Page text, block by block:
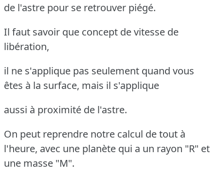
de l'astre pour se retrouver piégé.
Il faut savoir que concept de vitesse de
libération,
il ne s'applique pas seulement quand vous
êtes à la surface, mais il s'applique
aussi à proximité de l'astre.
On peut reprendre notre calcul de tout à
l'heure, avec une planète qui a un rayon "R" et
une masse "M".